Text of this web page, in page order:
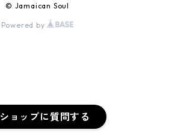
ショップに質問する
© Jamaican Soul
Powered by